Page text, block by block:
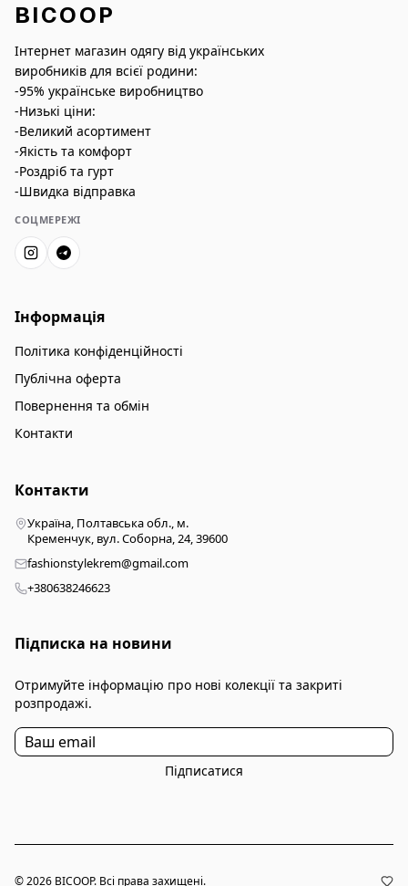
BICOOP
Інтернет магазин одягу від українських
виробників для всієї родини:
-95% українське виробництво
-Низькі ціни:
-Великий асортимент
-Якість та комфорт
-Роздріб та гурт
-Швидка відправка
СОЦМЕРЕЖІ
Інформація
Політика конфіденційності
Публічна оферта
Повернення та обмін
Контакти
Контакти
Україна, Полтавська обл., м.
Кременчук, вул. Соборна, 24, 39600
fashionstylekrem@gmail.com
+380638246623
Підписка на новини
Отримуйте інформацію про нові колекції та закриті
розпродажі.
Підписатися
© 2026 BICOOP. Всі права захищені.